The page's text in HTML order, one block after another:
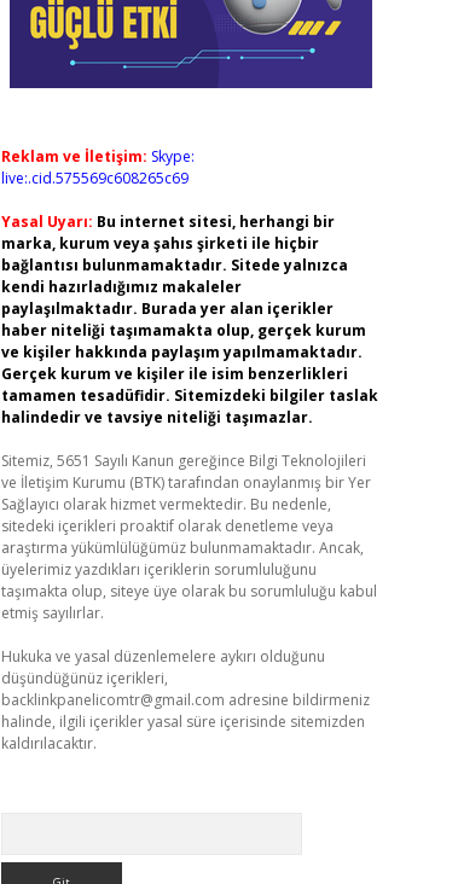
Reklam ve İletişim: Skype:
live:.cid.575569c608265c69
Yasal Uyarı: Bu internet sitesi, herhangi bir
marka, kurum veya şahıs şirketi ile hiçbir
bağlantısı bulunmamaktadır. Sitede yalnızca
kendi hazırladığımız makaleler
paylaşılmaktadır. Burada yer alan içerikler
haber niteliği taşımamakta olup, gerçek kurum
ve kişiler hakkında paylaşım yapılmamaktadır.
Gerçek kurum ve kişiler ile isim benzerlikleri
tamamen tesadüfidir. Sitemizdeki bilgiler taslak
halindedir ve tavsiye niteliği taşımazlar.
Sitemiz, 5651 Sayılı Kanun gereğince Bilgi Teknolojileri
ve İletişim Kurumu (BTK) tarafından onaylanmış bir Yer
Sağlayıcı olarak hizmet vermektedir. Bu nedenle,
sitedeki içerikleri proaktif olarak denetleme veya
araştırma yükümlülüğümüz bulunmamaktadır. Ancak,
üyelerimiz yazdıkları içeriklerin sorumluluğunu
taşımakta olup, siteye üye olarak bu sorumluluğu kabul
etmiş sayılırlar.
Hukuka ve yasal düzenlemelere aykırı olduğunu
düşündüğünüz içerikleri,
backlinkpanelicomtr@gmail.com adresine bildirmeniz
halinde, ilgili içerikler yasal süre içerisinde sitemizden
kaldırılacaktır.